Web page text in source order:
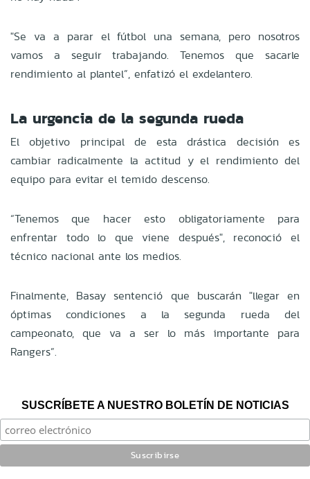
"Se va a parar el fútbol una semana, pero nosotros
vamos a seguir trabajando. Tenemos que sacarle
rendimiento al plantel”, enfatizó el exdelantero.
La urgencia de la segunda rueda
El objetivo principal de esta drástica decisión es
cambiar radicalmente la actitud y el rendimiento del
equipo para evitar el temido descenso.
“Tenemos que hacer esto obligatoriamente para
enfrentar todo lo que viene después", reconoció el
técnico nacional ante los medios.
Finalmente, Basay sentenció que buscarán "llegar en
óptimas condiciones a la segunda rueda del
campeonato, que va a ser lo más importante para
Rangers”.
SUSCRÍBETE A NUESTRO BOLETÍN DE NOTICIAS